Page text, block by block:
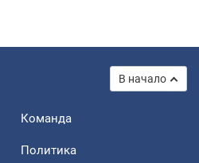
В начало
Команда
Политика